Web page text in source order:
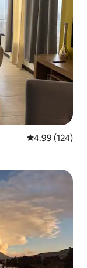
คะแนนเฉลี่ย
4.99 (124)